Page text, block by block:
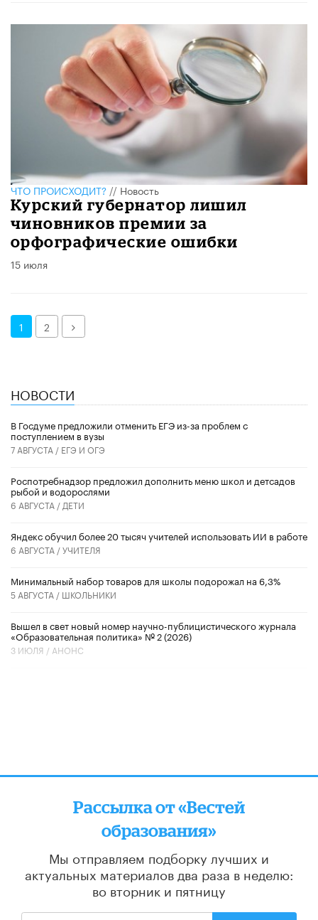
ЧТО ПРОИСХОДИТ? // Новость
Курский губернатор лишил
чиновников премии за
орфографические ошибки
15 июля
1 2 Далее
НОВОСТИ
В Госдуме предложили отменить ЕГЭ из-за проблем с
поступлением в вузы
7 АВГУСТА / ЕГЭ И ОГЭ
Роспотребнадзор предложил дополнить меню школ и детсадов
рыбой и водорослями
6 АВГУСТА / ДЕТИ
​Яндекс обучил более 20 тысяч учителей использовать ИИ в работе
6 АВГУСТА /УЧИТЕЛЯ
Минимальный набор товаров для школы подорожал на 6,3%
5 АВГУСТА / ШКОЛЬНИКИ
Вышел в свет новый номер научно-публицистического журнала
«Образовательная политика» № 2 (2026)
3 ИЮЛЯ / АНОНС
Рассылка от «Вестей
образования»
Мы отправляем подборку лучших и
актуальных материалов два раза в неделю:
во вторник и пятницу